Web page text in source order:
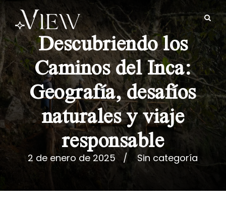
2 de enero de 2025 Sin categoría
Descubriendo los
Caminos del Inca:
Geografía, desafíos
naturales y viaje
responsable